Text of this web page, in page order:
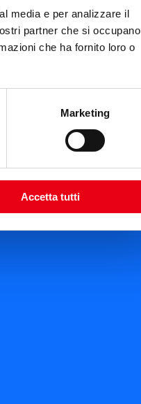
media e per analizzare il
partner che si occupano
che ha fornito loro o
Marketing
Accetta tutti